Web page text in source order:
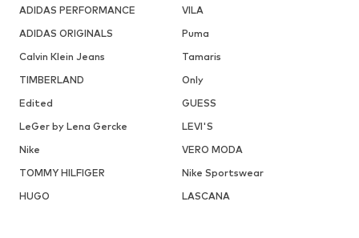
ADIDAS PERFORMANCE
VILA
ADIDAS ORIGINALS
Puma
Calvin Klein Jeans
Tamaris
TIMBERLAND
Only
Edited
GUESS
LeGer by Lena Gercke
LEVI'S
Nike
VERO MODA
TOMMY HILFIGER
Nike Sportswear
HUGO
LASCANA